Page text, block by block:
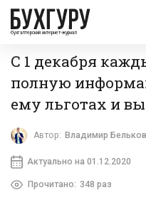
бухгалтерский интернет-журнал
С 1 декабря
полную
ему льготах и
Автор: Владимир
Актуально на 01.12.2020
Прочитано: 348 раз